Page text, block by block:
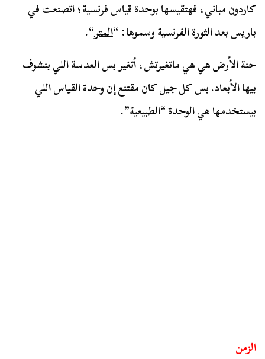
كاردون مباني، فهتقيسها بوحدة قياس فرنسية؛ اتصنعت في
باريس بعد الثورة الفرنسية وسموها: “المتر“.
حنة الأرض هي هي ماتغيرتش، أتغير بس العدسة اللي بنشوف
بيها الأبعاد. بس كل جيل كان مقتنع إن وحدة القياس اللي
بيستخدمها هي الوحدة “الطبيعية”.
الزمن